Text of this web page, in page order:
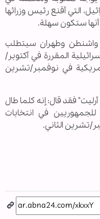
التي أقنع رئيس وزرائها
ستكون سهلة.
واشنطن وطهران سيتطلب
المقررة في أكتوبر/
في نوفمبر/تشرين
فقد قال: إنه كلما طال
في انتخابات
تشرين الثاني.